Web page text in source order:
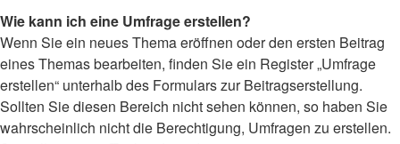
Wie kann ich eine Umfrage erstellen?
Wenn Sie ein neues Thema eröffnen oder den ersten Beitrag
eines Themas bearbeiten, finden Sie ein Register „Umfrage
erstellen“ unterhalb des Formulars zur Beitragserstellung.
Sollten Sie diesen Bereich nicht sehen können, so haben Sie
wahrscheinlich nicht die Berechtigung, Umfragen zu erstellen.